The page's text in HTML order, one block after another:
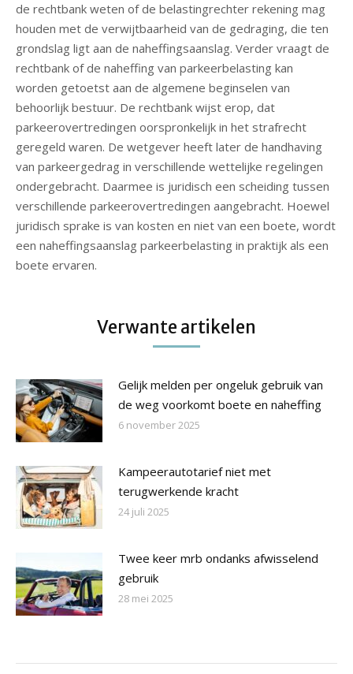
de rechtbank weten of de belastingrechter rekening mag
houden met de verwijtbaarheid van de gedraging, die ten
grondslag ligt aan de naheffingsaanslag. Verder vraagt de
rechtbank of de naheffing van parkeerbelasting kan
worden getoetst aan de algemene beginselen van
behoorlijk bestuur. De rechtbank wijst erop, dat
parkeerovertredingen oorspronkelijk in het strafrecht
geregeld waren. De wetgever heeft later de handhaving
van parkeergedrag in verschillende wettelijke regelingen
ondergebracht. Daarmee is juridisch een scheiding tussen
verschillende parkeerovertredingen aangebracht. Hoewel
juridisch sprake is van kosten en niet van een boete, wordt
een naheffingsaanslag parkeerbelasting in praktijk als een
boete ervaren.
Verwante artikelen
Gelijk melden per ongeluk gebruik van
de weg voorkomt boete en naheffing
6 november 2025
Kampeerautotarief niet met
terugwerkende kracht
24 juli 2025
Twee keer mrb ondanks afwisselend
gebruik
28 mei 2025